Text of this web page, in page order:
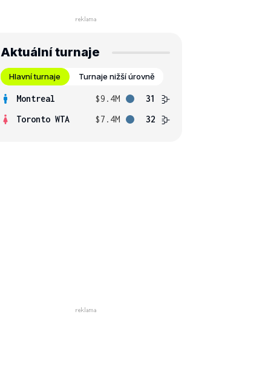
Aktuální turnaje
Hlavní turnaje Turnaje nižší úrovně
Montreal $9.4M
31
Toronto WTA
$7.4M 32